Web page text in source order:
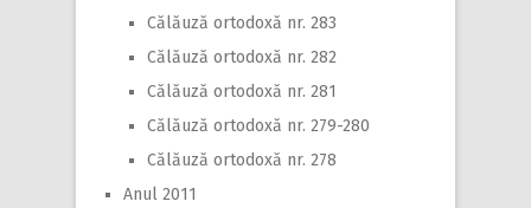
Călăuză ortodoxă nr. 283
Călăuză ortodoxă nr. 282
Călăuză ortodoxă nr. 281
Călăuză ortodoxă nr. 279-280
Călăuză ortodoxă nr. 278
Anul 2011